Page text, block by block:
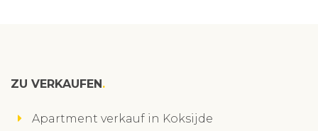
ZU VERKAUFEN
Apartment verkauf in Koksijde